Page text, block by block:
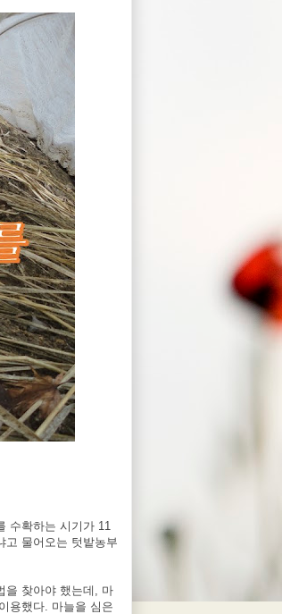
수확하는 시기가 11
고 물어오는 텃밭농부
을 찾아야 했는데, 마
용했다. 마늘을 심은